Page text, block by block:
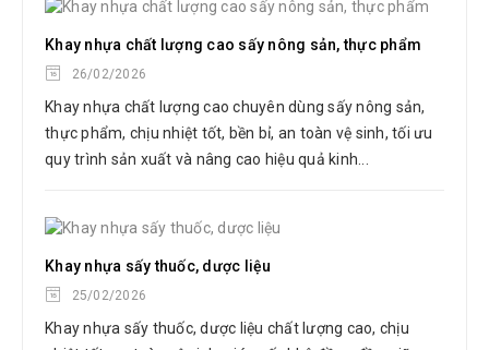
Khay nhựa chất lượng cao sấy nông sản, thực phẩm
26/02/2026
Khay nhựa chất lượng cao chuyên dùng sấy nông sản,
thực phẩm, chịu nhiệt tốt, bền bỉ, an toàn vệ sinh, tối ưu
quy trình sản xuất và nâng cao hiệu quả kinh...
Khay nhựa sấy thuốc, dược liệu
25/02/2026
Khay nhựa sấy thuốc, dược liệu chất lượng cao, chịu